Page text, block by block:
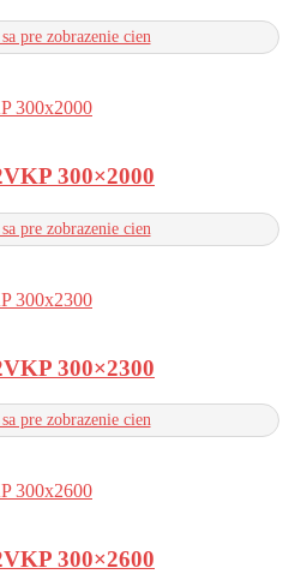
pre zobrazenie cien
300×2000
pre zobrazenie cien
300×2300
pre zobrazenie cien
300×2600